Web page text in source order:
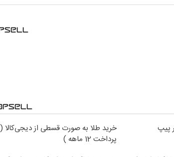
خرید طلا به صورت قسطی از دیجی‌کالا (
پرداخت 12 ماهه )